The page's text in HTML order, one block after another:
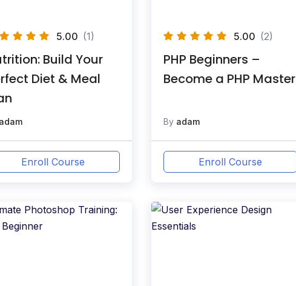
5.00 (1)
Build Your
Diet & Meal
adam
Enroll Course
5.00 (2)
PHP Beginners –
Become a PHP Master
By adam
Enroll Course